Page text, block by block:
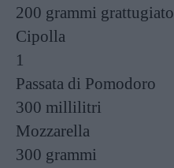
200 grammi grattugiato
Cipolla
1
Passata di Pomodoro
300 millilitri
Mozzarella
300 grammi